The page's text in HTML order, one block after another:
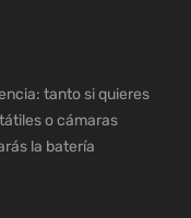
tanto si quieres
o cámaras
la batería